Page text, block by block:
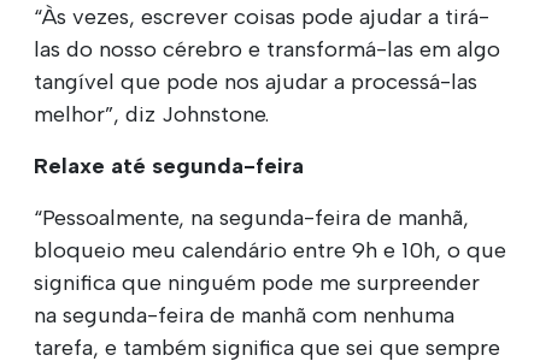
“Às vezes, escrever coisas pode ajudar a tirá-
las do nosso cérebro e transformá-las em algo
tangível que pode nos ajudar a processá-las
melhor”, diz Johnstone.
Relaxe até segunda-feira
“Pessoalmente, na segunda-feira de manhã,
bloqueio meu calendário entre 9h e 10h, o que
significa que ninguém pode me surpreender
na segunda-feira de manhã com nenhuma
tarefa, e também significa que sei que sempre